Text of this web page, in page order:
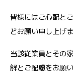
皆様にはご心配と
どお願い申し上げま
当該従業員とその
解とご配慮をお願